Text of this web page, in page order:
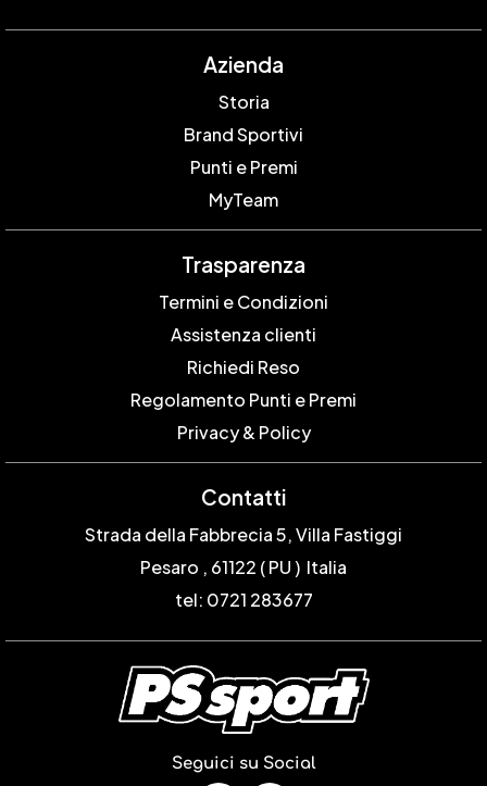
Azienda
Storia
Brand Sportivi
Punti e Premi
MyTeam
Trasparenza
Termini e Condizioni
Assistenza clienti
Richiedi Reso
Regolamento Punti e Premi
Privacy & Policy
Contatti
Strada della Fabbrecia 5, Villa Fastiggi
Pesaro , 61122 ( PU ) Italia
tel: 0721 283677
Seguici su Social